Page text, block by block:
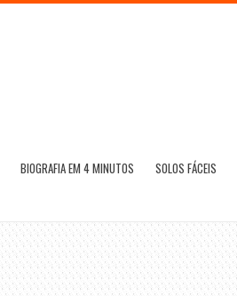
BIOGRAFIA EM 4 MINUTOS SOLOS FÁCEIS